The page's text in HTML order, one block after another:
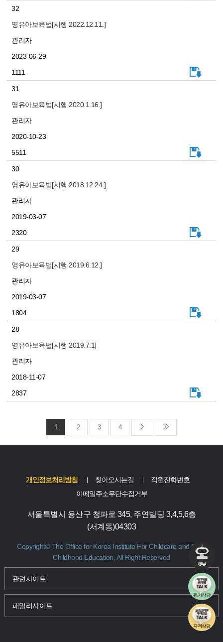
챗봇
평가상담
자격상담
32
영유아보육법[시행 2022.12.11.]
관리자
2023-06-29
1111
31
영유아보육법[시행 2020.1.16.]
관리자
2020-10-23
5511
30
영유아보육법[시행 2018.12.24.]
관리자
2019-03-07
2320
29
영유아보육법[시행 2019.6.12.]
관리자
2019-03-07
1804
28
영유아보육법[시행 2019.7.1]
관리자
2018-11-07
2837
1 2 3 4
개인정보처리방침 찾아오시는길
직원전화번호
이메일주소무단수집거부
서울특별시 용산구 청파로 345, 주연빌딩 3,4,5,6층
(서계동)04303
Copyright© The Office for Korea Institute For Childcare and Early
Childhood Education, All Right Reserved
관련사이트
패밀리사이트